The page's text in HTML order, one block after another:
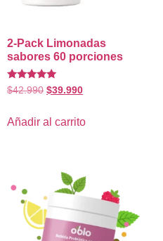
2-Pack Limonadas
sabores 60 porciones
Valorado
con
de 5
$42.990 $39.990
Añadir al carrito